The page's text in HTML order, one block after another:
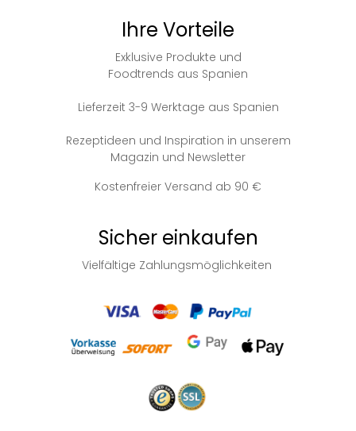
Ihre Vorteile
Exklusive Produkte und
Foodtrends aus Spanien
Lieferzeit 3-9 Werktage aus Spanien
Rezeptideen und Inspiration in unserem
Magazin und Newsletter
Kostenfreier Versand ab 90 €
Sicher einkaufen
Vielfältige Zahlungsmöglichkeiten